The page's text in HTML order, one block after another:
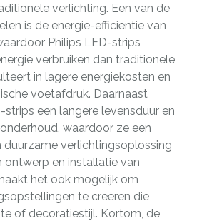
verlichting. Een van de
is de energie-efficiëntie van
Philips LED-strips
verbruiken dan traditionele
in lagere energiekosten en
voetafdruk. Daarnaast
strips een langere levensduur en
waardoor ze een
duurzame verlichtingsoplossing
ontwerp en installatie van
het ook mogelijk om
te creëren die
of decoratiestijl. Kortom, de